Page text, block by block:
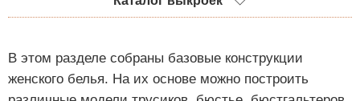
В этом разделе собраны базовые конструкции
женского белья. На их основе можно построить